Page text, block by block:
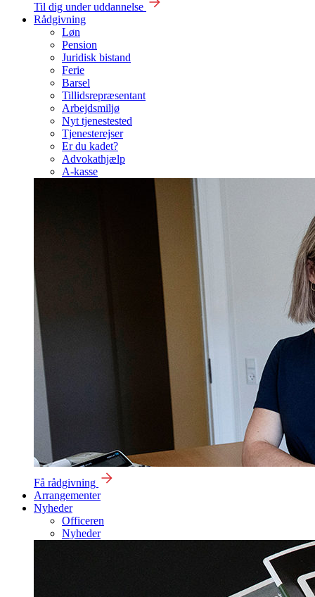
Til dig under uddannelse
Rådgivning
Løn
Pension
Juridisk bistand
Ferie
Barsel
Tillidsrepræsentant
Arbejdsmiljø
Nyt tjenestested
Tjenesterejser
Er du kadet?
Advokathjælp
A-kasse
Få rådgivning
Arrangementer
Nyheder
Officeren
Nyheder